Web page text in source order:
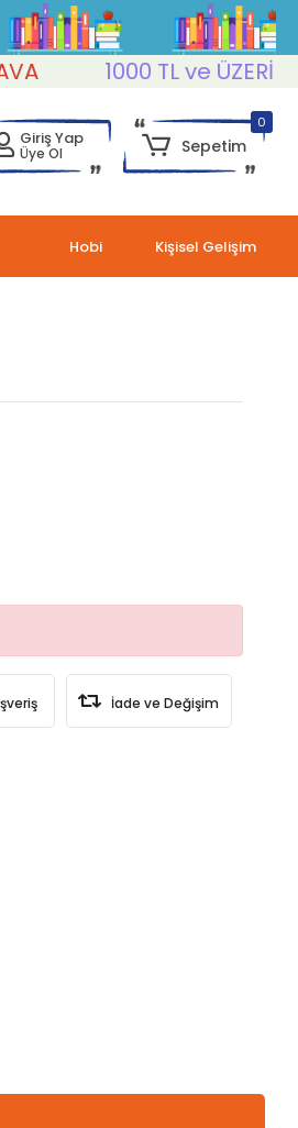
1000 TL ve ÜZERİ
Giriş Yap
Üye Ol
0
Sepetim
Hobi Kişisel Gelişim
İade ve Değişim